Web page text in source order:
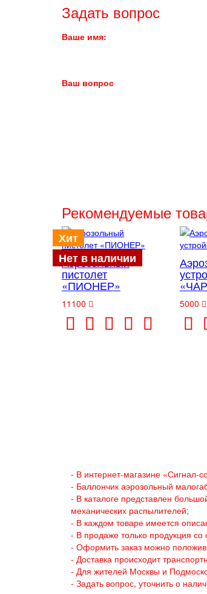
Задать вопрос
Ваше имя:
Ваш вопрос
Рекомендуемые
Хит
Нет в наличии
Аэрозольный
пистолет
«ПИОНЕР»
11100 5000
- В интернет-магазине «Сигнал-
- Баллончик аэрозольный
- В каталоге представлен
механических распылителей;
- В каждом товаре имеется
- В продаже только продукция
- Оформить заказ можно положив
- Доставка происходит
- Для жителей Москвы и
- Задать вопрос, уточнить о